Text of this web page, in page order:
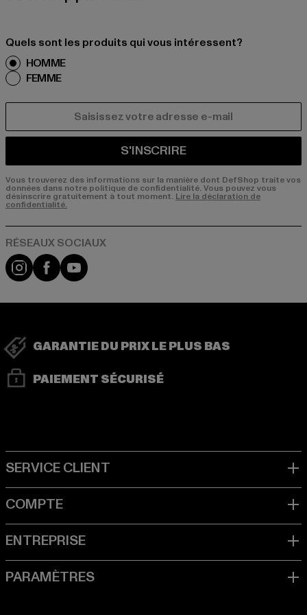
Quels sont les produits qui vous intéressent?
HOMME
FEMME
S'INSCRIRE
Vous trouverez des informations sur la manière dont DefShop traite vos
données dans notre politique de confidentialité. Vous pouvez vous
désinscrire gratuitement à tout moment.Lire la déclaration de
confidentialité.
Visit our Instagram page:
Visit our Facebook page:
Visit our YouTube channel:
GARANTIE DU PRIX LE PLUS BAS
PAIEMENT SÉCURISÉ